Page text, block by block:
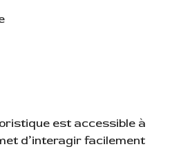
est accessible à
d’interagir facilement